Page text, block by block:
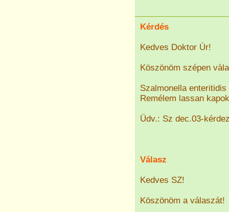
Kérdés
Kedves Doktor Ùr!
Köszönöm szépen
Szalmonella
Remélem lassan
Üdv.: Sz dec.03-
Válasz
Kedves SZ!
Köszönöm a válaszát!